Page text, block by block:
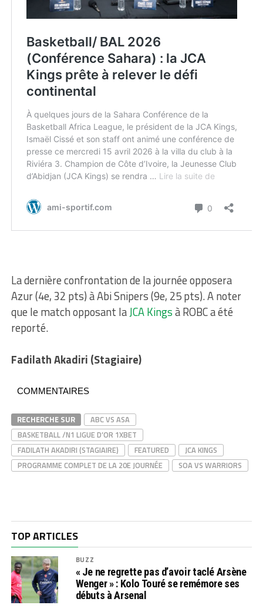
La dernière confrontation de la journée opposera
Azur (4e, 32 pts) à Abi Snipers (9e, 25 pts). A noter
que le match opposant laJCA Kingsà ROBC a été
reporté.
Fadilath Akadiri (Stagiaire)
COMMENTAIRES
RECHERCHE SUR
ABC VS ASA
BASKETBALL /N1 LIGUE D’OR 1XBET
FADILATH AKADIRI (STAGIAIRE)
FEATURED
JCA KINGS
PROGRAMME COMPLET DE LA 20E JOURNÉE
SOA VS WARRIORS
TOP ARTICLES
BUZZ
« Je ne regrette pas d’avoir taclé Arsène
Wenger » : Kolo Touré se remémore ses
débuts à Arsenal